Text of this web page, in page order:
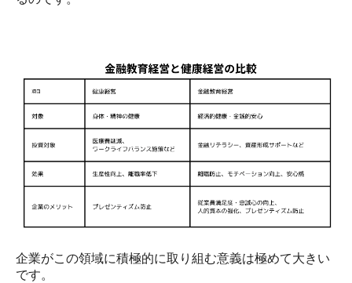
企業がこの領域に積極的に取り組む意義は極めて大きい
です。